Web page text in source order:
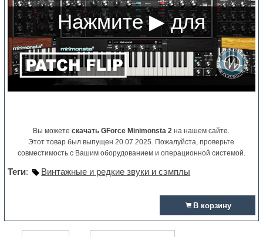
Вы можетескачать GForce Minimonsta 2 на нашем сайте.
Этот товар был выпущен 20.07.2025. Пожалуйста, проверьте
совместимость с Вашим оборудованием и операционной системой.
Теги: Винтажные и редкие звуки и сэмплы
В корзину